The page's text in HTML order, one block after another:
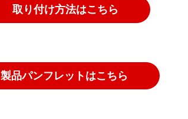
取り付け方法はこちら
製品パンフレットはこちら